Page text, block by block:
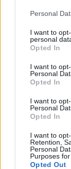
Personal
I want to
personal
Opted In
I want to
Personal
Opted In
I want to
Personal
Opted In
I want to
Retention,
Personal
Purposes
Opted Out